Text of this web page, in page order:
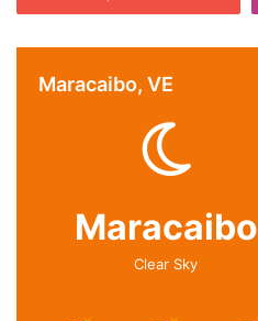
Maracaibo, VE
Maracaibo
Clear Sky